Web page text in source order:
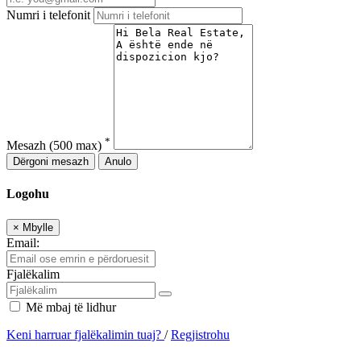
Numri i telefonit
Mesazh (500 max) *
Dërgoni mesazh
Anulo
Logohu
× Mbylle
Email:
Fjalëkalim
Më mbaj të lidhur
Keni harruar fjalëkalimin tuaj? /Regjistrohu